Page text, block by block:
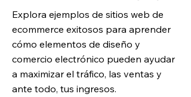
Explora ejemplos de sitios web de
ecommerce exitosos para aprender
cómo elementos de diseño y
comercio electrónico pueden ayudar
a maximizar el tráfico, las ventas y
ante todo, tus ingresos.